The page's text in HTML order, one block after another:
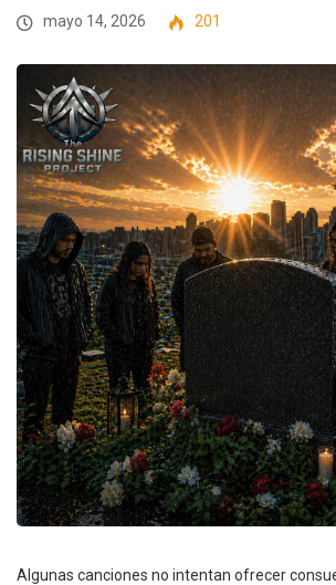
mayo 14, 2026
201
Algunas canciones no intentan ofrecer